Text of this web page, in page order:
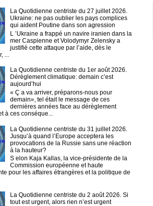
La Quotidienne centriste du 27 juillet 2026.
Ukraine: ne pas oublier les pays complices
qui aident Poutine dans son agression
L ’Ukraine a frappé un navire iranien dans la
mer Caspienne et Volodymyr Zelensky a
justifié cette attaque par l’aide, dès le
La Quotidienne centriste du 1er août 2026.
Dérèglement climatique: demain c’est
aujourd’hui
« Ç a va arriver, préparons-nous pour
demain», tel était le message de ces
dernières années face au dérèglement
à ces conséque...
La Quotidienne centriste du 31 juillet 2026.
Jusqu’à quand l’Europe acceptera les
provocations de la Russie sans une réaction
à la hauteur?
S elon Kaja Kallas, la vice-présidente de la
Commission européenne et haute
pour les affaires étrangères et la politique de
La Quotidienne centriste du 2 août 2026. Si
tout est urgent, alors rien n’est urgent